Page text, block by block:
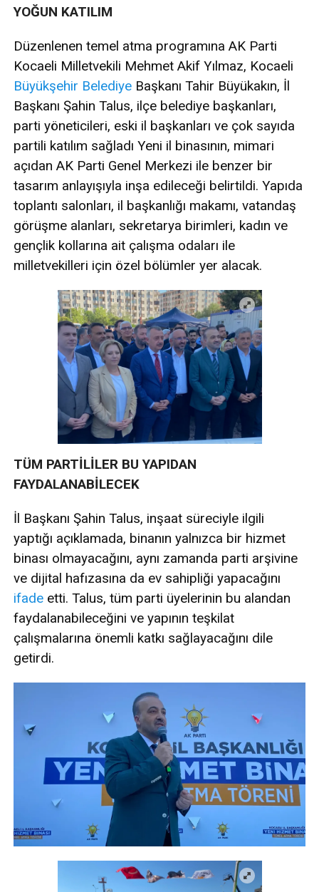
YOĞUN KATILIM
Düzenlenen temel atma programına AK Parti
Kocaeli Milletvekili Mehmet Akif Yılmaz, Kocaeli
Büyükşehir Belediye Başkanı Tahir Büyükakın, İl
Başkanı Şahin Talus, ilçe belediye başkanları,
parti yöneticileri, eski il başkanları ve çok sayıda
partili katılım sağladı Yeni il binasının, mimari
açıdan AK Parti Genel Merkezi ile benzer bir
tasarım anlayışıyla inşa edileceği belirtildi. Yapıda
toplantı salonları, il başkanlığı makamı, vatandaş
görüşme alanları, sekretarya birimleri, kadın ve
gençlik kollarına ait çalışma odaları ile
milletvekilleri için özel bölümler yer alacak.
TÜM PARTİLİLER BU YAPIDAN
FAYDALANABİLECEK
İl Başkanı Şahin Talus, inşaat süreciyle ilgili
yaptığı açıklamada, binanın yalnızca bir hizmet
binası olmayacağını, aynı zamanda parti arşivine
ve dijital hafızasına da ev sahipliği yapacağını
ifade etti. Talus, tüm parti üyelerinin bu alandan
faydalanabileceğini ve yapının teşkilat
çalışmalarına önemli katkı sağlayacağını dile
getirdi.